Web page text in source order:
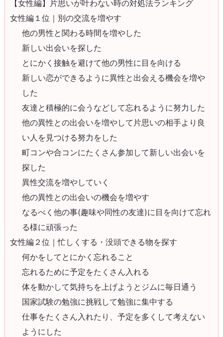
【女性編】片思いが叶わない時の対処法ランキング
女性編１位｜別の交流を増やす
他の男性と関わる時間を増やした
新しい出会いを探した
とにかく接触を避けて他の男性に目を向ける
新しい恋ができるように異性と出会える機会を増や
した
友達と積極的に会うなどして忘れるように努力した
他の異性との出会いを増やして片思いの相手より良
い人を見つける努力をした
町コンや合コンにたくさん参加して新しい出会いを
探した
異性交流を増やしていく
他の異性との出会いの機会を増やす
なるべく他の事(趣味や同性の友達)に目を向けて忘れ
る様に頑張った
女性編２位｜忙しくする・没頭できる物を探す
何かをしてとにかく忘れること
忘れるために予定をたくさん入れる
体を動かして気持ちを上げようとジムに毎日通う
国家試験の勉強に挑戦して勉強に集中する
仕事をたくさん入れたり、予定を多くして考えない
ようにした